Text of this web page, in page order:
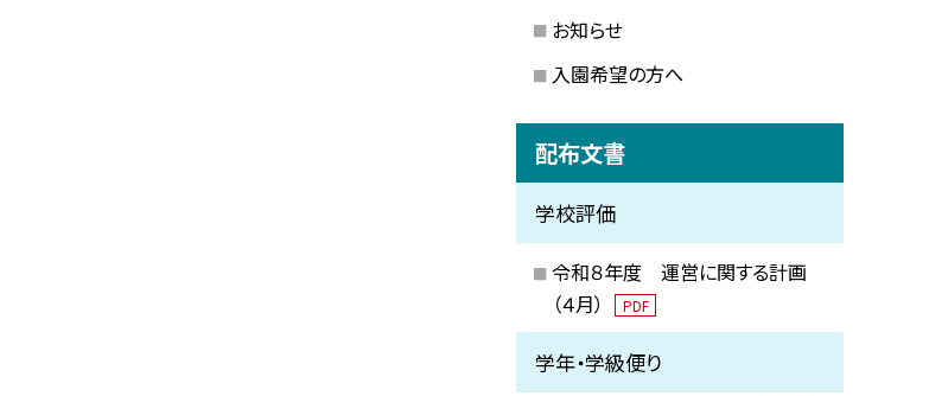
お知らせ
入園希望の方へ
配布文書
学校評価
令和８年度 運営に関する計画
（４月）
PDF
学年・学級便り